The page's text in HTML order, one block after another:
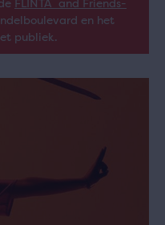
FLINTA and Friends-
en het
publiek.